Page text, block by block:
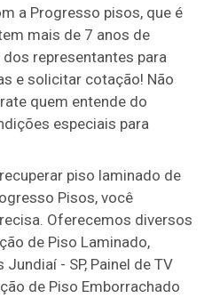
a Progresso pisos, que é
mais de 7 anos de
representantes para
e solicitar cotação! Não
quem entende do
especiais para
piso laminado de
Pisos, você
Oferecemos diversos
de Piso Laminado,
- SP, Painel de TV
de Piso Emborrachado